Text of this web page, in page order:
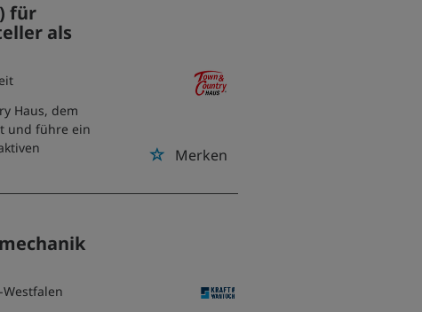
für
als
Merken
Haus, dem
und führe ein